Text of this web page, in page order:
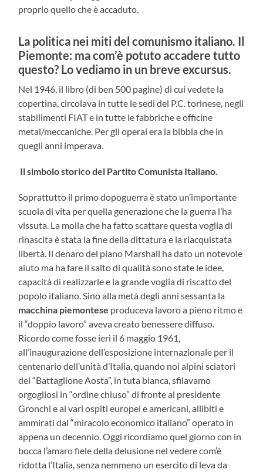
proprio quello che è accaduto.
La politica nei miti del comunismo italiano. Il
Piemonte: ma com’è potuto accadere tutto
questo? Lo vediamo in un breve excursus.
Nel 1946, il libro (di ben 500 pagine) di cui vedete la
copertina, circolava in tutte le sedi del P.C. torinese, negli
stabilimenti FIAT e in tutte le fabbriche e officine
metal/meccaniche. Per gli operai era la bibbia che in
quegli anni imperava.
Il simbolo storico del Partito Comunista Italiano.
Soprattutto il primo dopoguerra è stato un’importante
scuola di vita per quella generazione che la guerra l’ha
vissuta. La molla che ha fatto scattare questa voglia di
rinascita è stata la fine della dittatura e la riacquistata
libertà. Il denaro del piano Marshall ha dato un notevole
aiuto ma ha fare il salto di qualità sono state le idee,
capacità di realizzarle e la grande voglia di riscatto del
popolo italiano. Sino alla metà degli anni sessanta la
macchina piemontese produceva lavoro a pieno ritmo e
il “doppio lavoro” aveva creato benessere diffuso.
Ricordo come fosse ieri il 6 maggio 1961,
all’inaugurazione dell’esposizione internazionale per il
centenario dell’unità d’Italia, quando noi alpini sciatori
del “Battaglione Aosta”, in tuta bianca, sfilavamo
orgogliosi in “ordine chiuso” di fronte al presidente
Gronchi e ai vari ospiti europei e americani, allibiti e
ammirati dal “miracolo economico italiano” operato in
appena un decennio. Oggi ricordiamo quel giorno con in
bocca l’amaro fiele della delusione nel vedere com’è
ridotta l’Italia, senza nemmeno un esercito di leva da